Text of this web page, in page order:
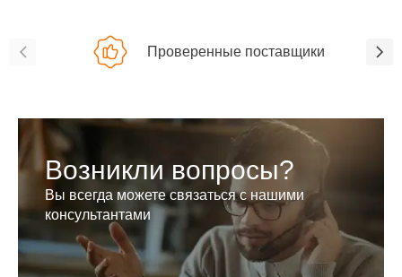
Проверенные поставщики
Возникли вопросы?
Вы всегда можете связаться с нашими
консультантами